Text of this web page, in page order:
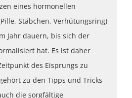
eines hormonellen
Stäbchen, Verhütungsring)
Jahr dauern, bis sich der
hat. Es ist daher
des Eisprungs zu
zu den Tipps und Tricks
die sorgfältige